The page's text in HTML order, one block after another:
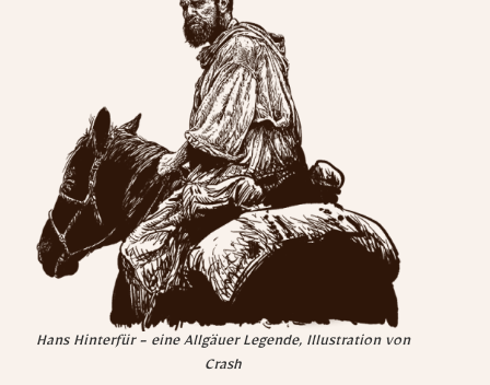
Hans Hinterfür - eine Allgäuer Legende, Illustration von
Crash